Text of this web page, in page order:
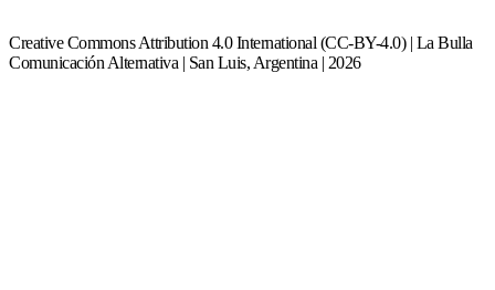
Creative Commons Attribution 4.0 International (CC-BY-4.0) | La Bulla
Comunicación Alternativa | San Luis, Argentina | 2026